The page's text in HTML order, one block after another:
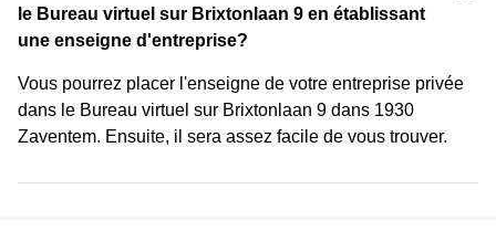
le Bureau virtuel sur Brixtonlaan 9 en établissant
une enseigne d'entreprise?
Vous pourrez placer l'enseigne de votre entreprise privée
dans le Bureau virtuel sur Brixtonlaan 9 dans 1930
Zaventem. Ensuite, il sera assez facile de vous trouver.